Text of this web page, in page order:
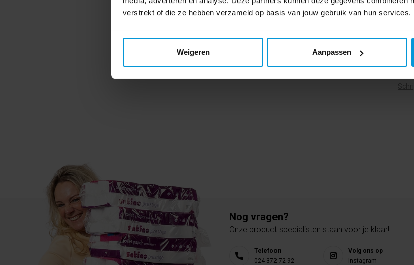
verstrekt of die ze hebben verzameld op basis van jouw gebruik van hun services.
Weigeren Aanpassen
0
Nog vragen?
Onze product specialisten staan voor je klaar!
Telefoon
024 372 72 92
Volg ons op
Instagram